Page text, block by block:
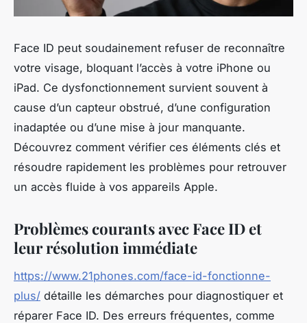
Face ID peut soudainement refuser de reconnaître
votre visage, bloquant l’accès à votre iPhone ou
iPad. Ce dysfonctionnement survient souvent à
cause d’un capteur obstrué, d’une configuration
inadaptée ou d’une mise à jour manquante.
Découvrez comment vérifier ces éléments clés et
résoudre rapidement les problèmes pour retrouver
un accès fluide à vos appareils Apple.
Problèmes courants avec Face ID et
leur résolution immédiate
https://www.21phones.com/face-id-fonctionne-
plus/ détaille les démarches pour diagnostiquer et
réparer Face ID. Des erreurs fréquentes, comme